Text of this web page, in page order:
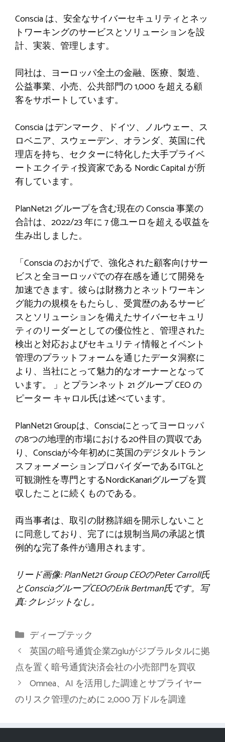
Conscia は、安全なサイバーセキュリティとネッ
トワーキングのサービスとソリューションを設
計、実装、管理します。
同社は、ヨーロッパ全土の金融、医療、製造、
公益事業、小売、公共部門の 1,000 を超える顧
客をサポートしています。
Conscia はデンマーク、ドイツ、ノルウェー、ス
ロベニア、スウェーデン、オランダ、英国に代
理店を持ち、セクターに特化した大手プライベ
ートエクイティ投資家である Nordic Capital が所
有しています。
PlanNet21 グループを含む現在の Conscia 事業の
合計は、2022/23 年に 7 億ユーロを超える収益を
生み出しました。
「Conscia のおかげで、強化された顧客向けサー
ビスと全ヨーロッパでの存在感を通じて開発を
加速できます。彼らは財務力とネットワーキン
グ能力の規模をもたらし、受賞歴のあるサービ
スとソリューションを備えたサイバーセキュリ
ティのリーダーとしての優位性と、管理された
検出と対応およびセキュリティ情報とイベント
管理のプラットフォームを通じたデータ洞察に
より、当社にとって魅力的なオーナーとなって
います。 」とプランネット 21 グループ CEO の
ピーター キャロル氏は述べています。
PlanNet21 Groupは、Consciaにとってヨーロッパ
の8つの地理的市場における20件目の買収であ
り、Consciaが今年初めに英国のデジタルトラン
スフォーメーションプロバイダーであるITGLと
可観測性を専門とするNordicKanariグループを買
収したことに続くものである。
両当事者は、取引の財務詳細を開示しないこと
に同意しており、完了には規制当局の承認と慣
例的な完了条件が適用されます。
リード画像:PlanNet21 Group CEOのPeter Carroll氏
とConsciaグループCEOのErik Bertman氏です。写
真: クレジットなし。
カ
テ
ゴ
リ
ー
ディープテック
英国の暗号通貨企業Zigluがジブラルタルに拠
点を置く暗号通貨決済会社の小売部門を買収
Omnea、AI を活用した調達とサプライヤー
のリスク管理のために 2,000 万ドルを調達